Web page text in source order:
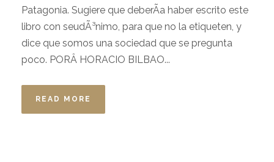
Patagonia. Sugiere que deberÃ­a haber escrito este
libro con seudÃ³nimo, para que no la etiqueten, y
dice que somos una sociedad que se pregunta
poco. PORÂ HORACIO BILBAO...
READ MORE